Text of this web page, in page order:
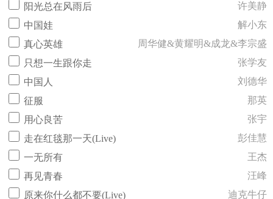
阳光总在风雨后
许美静
中国娃
解小东
真心英雄
周华健&黄耀明&成龙&李宗盛
只想一生跟你走
张学友
中国人
刘德华
征服
那英
用心良苦
张宇
走在红毯那一天(Live)
彭佳慧
一无所有
王杰
再见青春
汪峰
原来你什么都不要(Live)
迪克牛仔